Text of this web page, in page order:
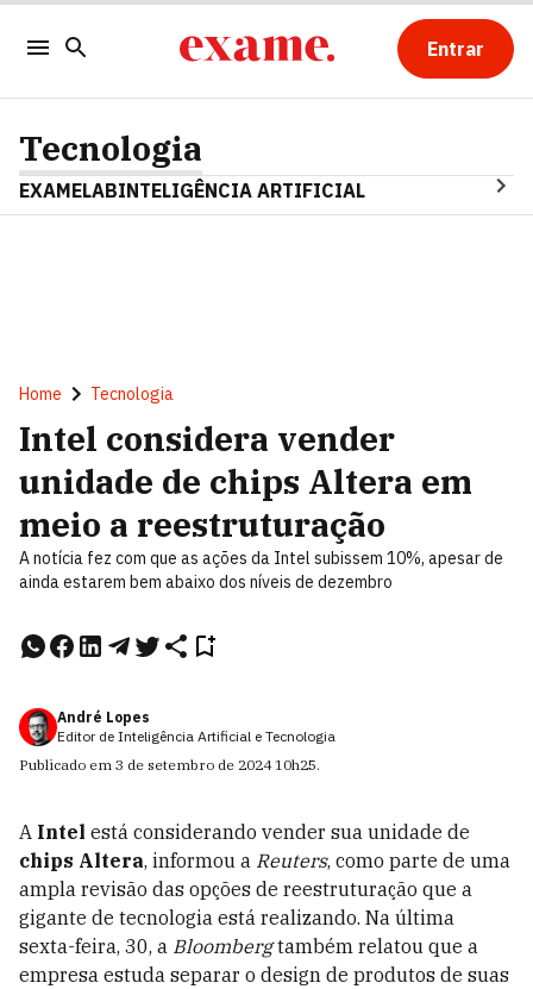
Entrar
Tecnologia
EXAMELABINTELIGÊNCIA ARTIFICIAL
Home Tecnologia
Intel considera vender
unidade de chips Altera em
meio a reestruturação
A notícia fez com que as ações da Intel subissem 10%, apesar de
ainda estarem bem abaixo dos níveis de dezembro
André Lopes
Editor de Inteligência Artificial e Tecnologia
Publicado em 3 de setembro de 2024 10h25.
A Intel está considerando vender sua unidade de
chips Altera, informou a Reuters, como parte de uma
ampla revisão das opções de reestruturação que a
gigante de tecnologia está realizando. Na última
sexta-feira, 30, a Bloombergtambém relatou que a
empresa estuda separar o design de produtos de suas